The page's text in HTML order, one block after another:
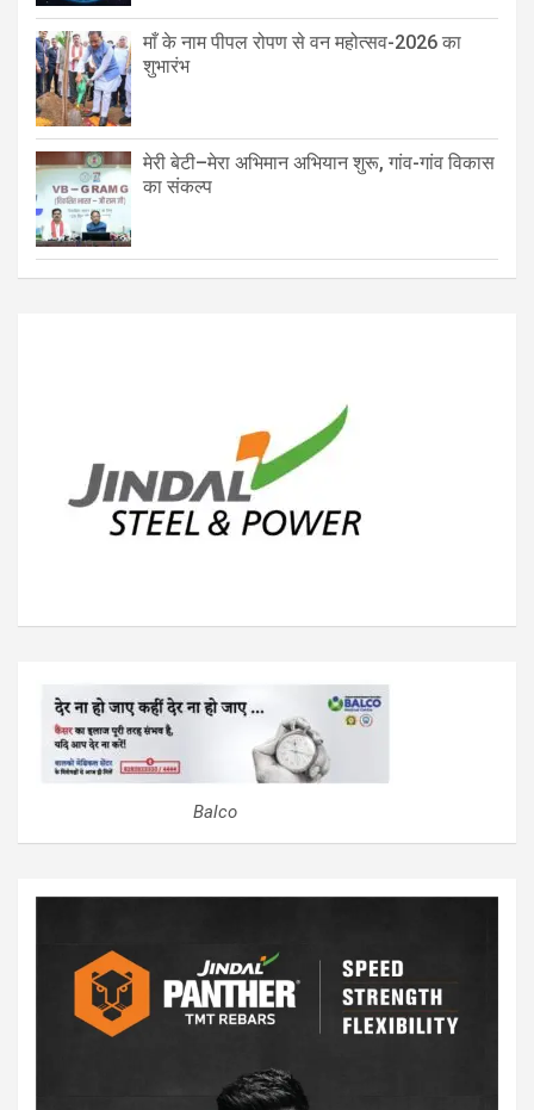
माँ के नाम पीपल रोपण से वन महोत्सव-2026 का
शुभारंभ
मेरी बेटी–मेरा अभिमान अभियान शुरू, गांव-गांव विकास
का संकल्प
Balco